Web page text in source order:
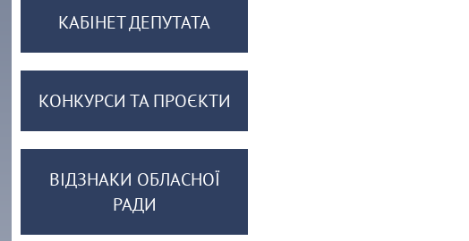
КАБІНЕТ ДЕПУТАТА
КОНКУРСИ ТА ПРОЄКТИ
ВІДЗНАКИ ОБЛАСНОЇ
РАДИ